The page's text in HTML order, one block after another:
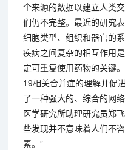
个来源的数据以建立人类
们仍不完整。最近的研究
细胞类型、组织和器官的
疾病之间复杂的相互作用
定可重复使用药物的关键
19相关合并症的理解并促
了一种强大的、综合的网
医学研究所助理研究员郑
些发现并不意味着人们不
素。”